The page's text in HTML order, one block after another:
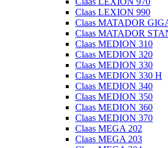
Claas LEXION 990
Claas MATADOR
Claas MATADOR
Claas MEDION 310
Claas MEDION 320
Claas MEDION 330
Claas MEDION 330 H
Claas MEDION 340
Claas MEDION 350
Claas MEDION 360
Claas MEDION 370
Claas MEGA 202
Claas MEGA 203